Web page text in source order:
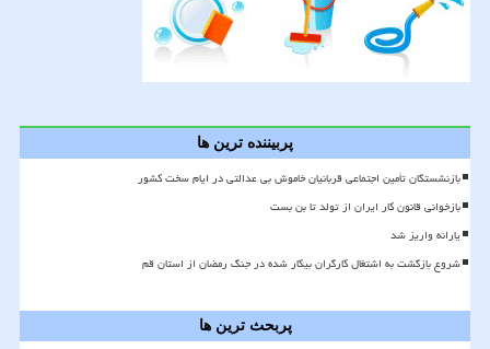
پربیننده ترین ها
بازنشستگان تأمین اجتماعی قربانیان خاموش بی عدالتی در ایام سخت کشور
بازخوانی قانون کار ایران از تولد تا بن بست
یارانه واریز شد
شروع بازگشت به اشتغال کارگران بیکار شده در جنگ رمضان از استان قم
پربحث ترین ها